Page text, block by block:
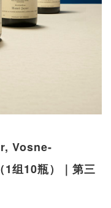
Vosne-
组10瓶）｜第三